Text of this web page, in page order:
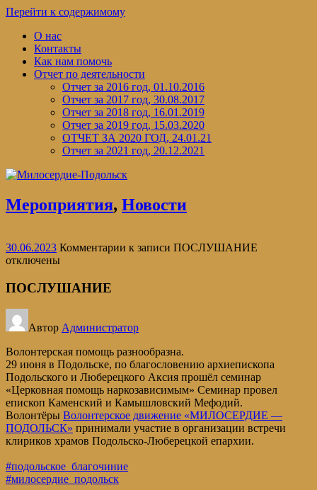
Перейти к содержимому
О нас
Контакты
Как нам помочь
Отчет по деятельности
Отчет за 2016 год, 01.10.2016
Отчет за 2017 год, 30.08.2017
Отчет за 2018 год, 16.01.2019
Отчет за 2019 год, 15.03.2020
ОТЧЕТ ЗА 2020 ГОД, 24.01.21
Отчет за 2021 год, 20.12.2021
Мероприятия, Новости
30.06.2023 Комментарии к записи ПОСЛУШАНИЕ
отключены
ПОСЛУШАНИЕ
Автор Администратор
Волонтерская помощь разнообразна.
29 июня в Подольске, по благословению архиепископа
Подольского и Люберецкого Аксия прошёл семинар
«Церковная помощь наркозависимым» Семинар провел
епископ Каменский и Камышловский Мефодий.
Волонтёры Волонтерское движение «МИЛОСЕРДИЕ —
ПОДОЛЬСК» принимали участие в организации встречи
клириков храмов Подольско-Люберецкой епархии.
#подольское_благочиние
#милосердие_подольск